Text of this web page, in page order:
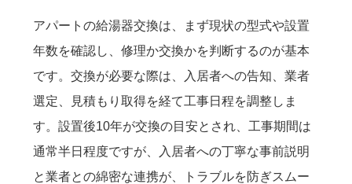
アパートの給湯器交換は、まず現状の型式や設置
年数を確認し、修理か交換かを判断するのが基本
です。交換が必要な際は、入居者への告知、業者
選定、見積もり取得を経て工事日程を調整しま
す。設置後10年が交換の目安とされ、工事期間は
通常半日程度ですが、入居者への丁寧な事前説明
と業者との綿密な連携が、トラブルを防ぎスムー